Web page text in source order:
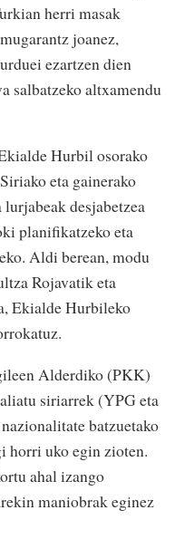
herri masak
joanez,
ezartzen dien
salbatzeko altxamendu
Hurbil osorako
eta gainerako
desjabetzea
planifikatzeko eta
Aldi berean, modu
Rojavatik eta
Ekialde Hurbileko
Alderdiko (PKK)
siriarrek (YPG eta
batzuetako
horri uko egin zioten.
ahal izango
maniobrak eginez